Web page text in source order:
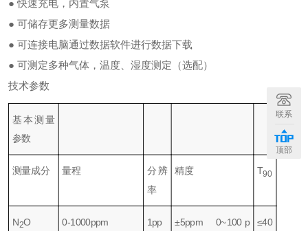
● 快速充电，内置气泵
● 可储存更多测量数据
● 可连接电脑通过数据软件进行数据下载
● 可测定多种气体，温度、湿度测定（选配）
技术参数
+
基本测量
参数
测量成分 量程
分辨
率
精度 T90
N2O 0-1000ppm 1pp ±5ppm 0~100 p ≤40
联系
顶部